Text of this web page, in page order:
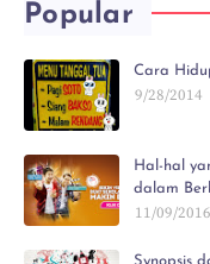
Popular
Cara
9/28/2014
Hal-hal
dalam
11/09/2016